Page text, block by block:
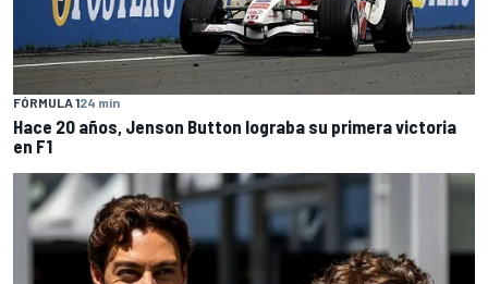
FÓRMULA 124 min
Hace 20 años, Jenson Button lograba su primera victoria
en F1